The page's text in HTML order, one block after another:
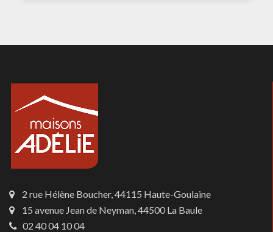
2 rue Hélène Boucher, 44115 Haute-Goulaine
15 avenue Jean de Neyman, 44500 La Baule
02 40 04 10 04